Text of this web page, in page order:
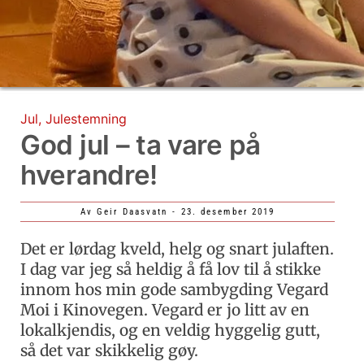
Jul, Julestemning
God jul – ta vare på
hverandre!
Av Geir Daasvatn - 23. desember 2019
Det er lørdag kveld, helg og snart julaften.
I dag var jeg så heldig å få lov til å stikke
innom hos min gode sambygding Vegard
Moi i Kinovegen. Vegard er jo litt av en
lokalkjendis, og en veldig hyggelig gutt,
så det var skikkelig gøy.